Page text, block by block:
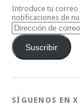
Introduce tu correo
notificaciones de
Dirección
de
correo
electrónico
Suscribir
SÍGUENOS EN X